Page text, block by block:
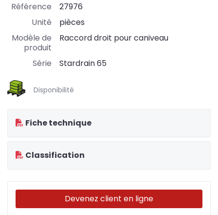
Référence
27976
Unité
pièces
Modèle de
produit
Raccord droit pour caniveau
Série Stardrain 65
Disponibilité
Fiche technique
Classification
Devenez client en ligne